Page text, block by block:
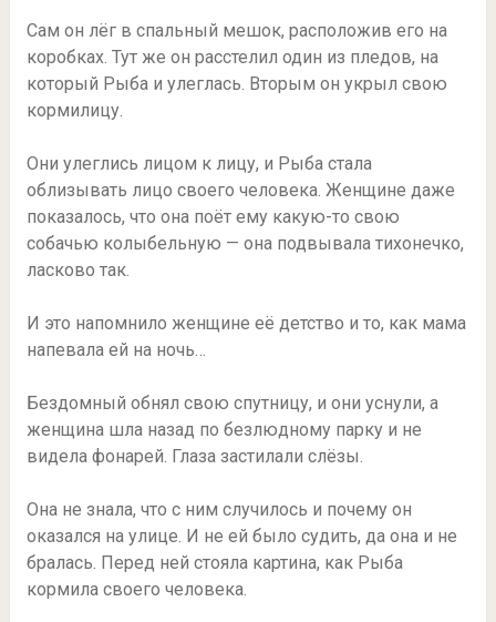
Сам он лёг в спальный мешок, расположив его на
коробках. Тут же он расстелил один из пледов, на
который Рыба и улеглась. Вторым он укрыл свою
кормилицу.
Они улеглись лицом к лицу, и Рыба стала
облизывать лицо своего человека. Женщине даже
показалось, что она поёт ему какую-то свою
собачью колыбельную — она подвывала тихонечко,
ласково так.
И это напомнило женщине её детство и то, как мама
напевала ей на ночь…
Бездомный обнял свою спутницу, и они уснули, а
женщина шла назад по безлюдному парку и не
видела фонарей. Глаза застилали слёзы.
Она не знала, что с ним случилось и почему он
оказался на улице. И не ей было судить, да она и не
бралась. Перед ней стояла картина, как Рыба
кормила своего человека.